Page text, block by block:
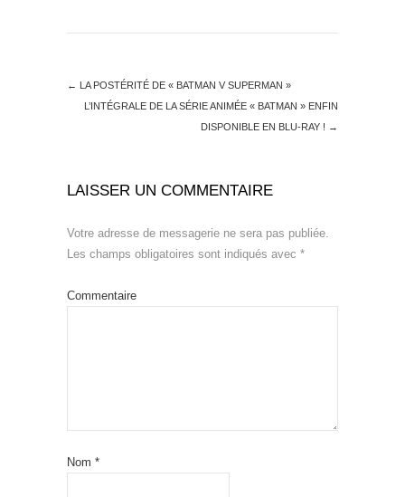
← LA POSTÉRITÉ DE « BATMAN V SUPERMAN »
L’INTÉGRALE DE LA SÉRIE ANIMÉE « BATMAN » ENFIN
DISPONIBLE EN BLU-RAY ! →
LAISSER UN COMMENTAIRE
Votre adresse de messagerie ne sera pas publiée.
Les champs obligatoires sont indiqués avec *
Commentaire
Nom *